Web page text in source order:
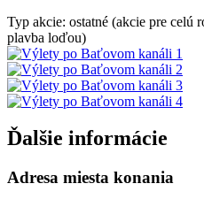
Typ akcie: ostatné (akcie pre celú
plavba loďou)
Ďalšie informácie
Adresa miesta konania